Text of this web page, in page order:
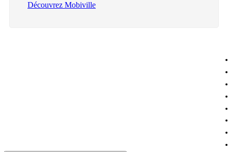
Découvrez Mobiville